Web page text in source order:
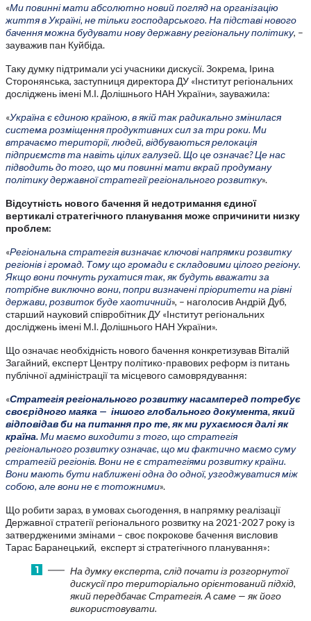
«Ми повинні мати абсолютно новий погляд на організацію
життя в Україні, не тільки господарського. На підставі нового
бачення можна будувати нову державну регіональну політику, –
зауважив пан Куйбіда.
Таку думку підтримали усі учасники дискусії. Зокрема, Ірина
Сторонянська, заступниця директора ДУ «Інститут регіональних
досліджень імені М.І. Долішнього НАН України», зауважила:
«Україна є єдиною країною, в якій так радикально змінилася
система розміщення продуктивних сил за три роки. Ми
втрачаємо території, людей, відбуваються релокація
підприємств та навіть цілих галузей. Що це означає? Це нас
підводить до того, що ми повинні мати вкрай продуману
політику державної стратегії регіонального розвитку».
Відсутність нового бачення й недотримання єдиної
вертикалі стратегічного планування може спричинити низку
проблем:
«Регіональна стратегія визначає ключові напрямки розвитку
регіонів і громад. Тому що громади є складовими цілого регіону.
Якщо вони почнуть рухатися так, як будуть вважати за
потрібне виключно вони, попри визначені пріоритети на рівні
держави, розвиток буде хаотичний», – наголосив Андрій Дуб,
старший науковий співробітник ДУ «Інститут регіональних
досліджень імені М.І. Долішнього НАН України».
Що означає необхідність нового бачення конкретизував Віталій
Загайний, експерт Центру політико-правових реформ із питань
публічної адміністрації та місцевого самоврядування:
«Стратегія регіонального розвитку насамперед потребує
своєрідного маяка — іншого глобального документа, який
відповідав би на питання про те, як ми рухаємося далі як
країна.Ми маємо виходити з того, що стратегія
регіонального розвитку означає, що ми фактично маємо суму
стратегій регіонів. Вони не є стратегіями розвитку країни.
Вони мають бути наближені одна до одної, узгоджуватися між
собою, але вони не є тотожними».
Що робити зараз, в умовах сьогодення, в напрямку реалізації
Державної стратегії регіонального розвитку на 2021-2027 року із
затвердженими змінами – своє покрокове бачення висловив
Тарас Баранецький, експерт зі стратегічного планування»:
На думку експерта, слід почати із розгорнутої
дискусії про територіально орієнтований підхід,
який передбачає Стратегія. А саме — як його
використовувати.